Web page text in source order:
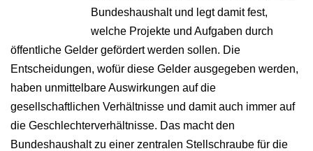
Bundeshaushalt und legt damit fest,
welche Projekte und Aufgaben durch
öffentliche Gelder gefördert werden sollen. Die
Entscheidungen, wofür diese Gelder ausgegeben werden,
haben unmittelbare Auswirkungen auf die
gesellschaftlichen Verhältnisse und damit auch immer auf
die Geschlechterverhältnisse. Das macht den
Bundeshaushalt zu einer zentralen Stellschraube für die